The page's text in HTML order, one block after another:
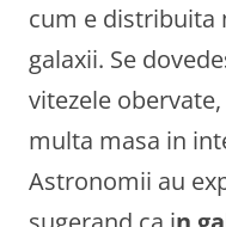
cum e distribuita
galaxii. Se
vitezele
multa masa in
Astronomii au